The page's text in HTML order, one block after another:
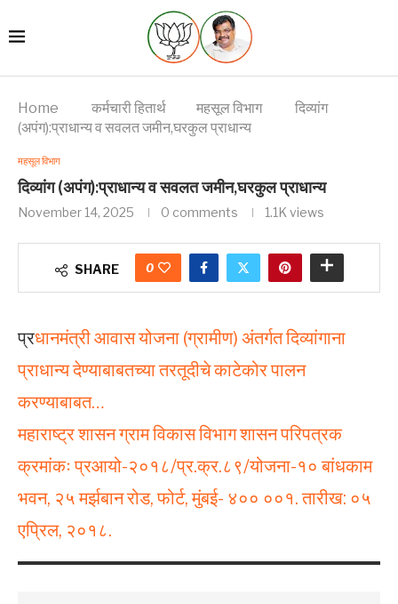
Home कर्मचारी हितार्थ महसूल विभाग
दिव्यांग
(अपंग):प्राधान्य व सवलत जमीन,घरकुल प्राधान्य
महसूल विभाग
दिव्यांग (अपंग):प्राधान्य व सवलत जमीन,घरकुल प्राधान्य
November 14, 2025 0 comments 1.1K views
SHARE 0
प्रधानमंत्री आवास योजना (ग्रामीण) अंतर्गत दिव्यांगाना
प्राधान्य देण्याबाबतच्या तरतूदीचे काटेकोर पालन
करण्याबाबत…
महाराष्ट्र शासन ग्राम विकास विभाग शासन परिपत्रक
क्रमांकः प्रआयो-२०१८/प्र.क्र.८९/योजना-१० बांधकाम
भवन, २५ मर्झबान रोड, फोर्ट, मुंबई- ४०० ००१. तारीख: ०५
एप्रिल, २०१८.